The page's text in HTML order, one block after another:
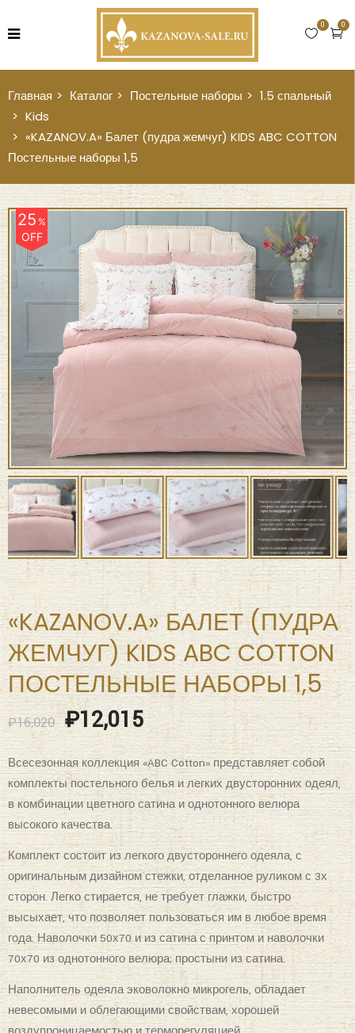
0
0
Главная Каталог Постельные наборы
1.5 спальный
Kids
«KAZANOV.A» Балет (пудра жемчуг) KIDS ABC COTTON
Постельные наборы 1,5
25%
OFF
«KAZANOV.A» БАЛЕТ (ПУДРА
ЖЕМЧУГ) KIDS ABC COTTON
ПОСТЕЛЬНЫЕ НАБОРЫ 1,5
₽ 16,020 ₽12,015
Всесезонная коллекция «ABC Cotton» представляет собой
комплекты постельного белья и легких двусторонних одеял,
в комбинации цветного сатина и однотонного велюра
высокого качества.
Комплект состоит из легкого двустороннего одеяла, с
оригинальным дизайном стежки, отделанное руликом с 3х
сторон. Легко стирается, не требует глажки, быстро
высыхает, что позволяет пользоваться им в любое время
года. Наволочки 50х70 и из сатина с принтом и наволочки
70х70 из однотонного велюра; простыни из сатина.
Наполнитель одеяла эковолокно микрогель, обладает
невесомыми и облегающими свойствам, хорошей
воздупроницаемостью и терморегуляцией.